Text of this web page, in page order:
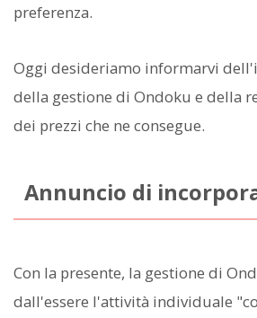
preferenza.
Oggi desideriamo informarvi
della gestione di Ondoku e della
dei prezzi che ne consegue.
Annuncio di
Con la presente, la gestione di
dall'essere l'attività individuale